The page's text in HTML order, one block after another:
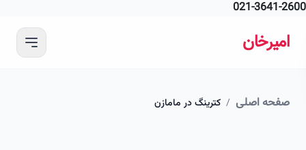
021-
اصلی / کترینگ در مامازن